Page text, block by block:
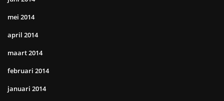
mei 2014
april 2014
maart 2014
februari 2014
januari 2014